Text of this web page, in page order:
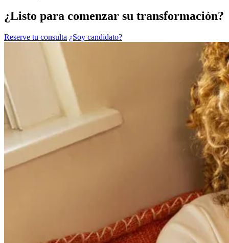
¿Listo para comenzar su transformación?
Reserve tu consulta ¿Soy candidato?